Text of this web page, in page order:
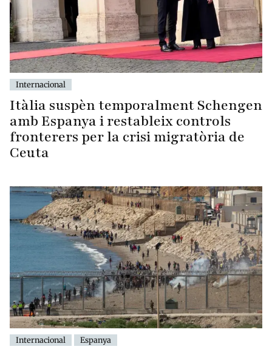
Internacional
Itàlia suspèn temporalment Schengen
amb Espanya i restableix controls
fronterers per la crisi migratòria de
Ceuta
Internacional Espanya